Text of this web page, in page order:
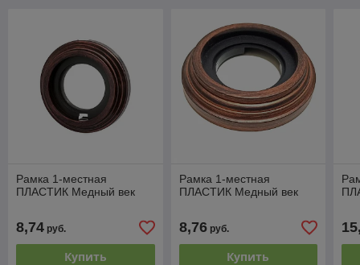
Рамка 1-местная
ПЛАСТИК Медный век
8,74 руб.
Купить
Рамка 1-местная
ПЛАСТИК Медный век
8,76руб.
Купить